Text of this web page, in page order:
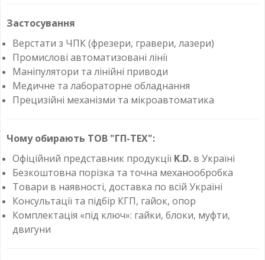
Застосування
Верстати з ЧПК (фрезери, гравери, лазери)
Промислові автоматизовані лінії
Маніпулятори та лінійні приводи
Медичне та лабораторне обладнання
Прецизійні механізми та мікроавтоматика
Чому обирають ТОВ "ГП-ТЕХ":
Офіційний представник продукції K.D. в Україні
Безкоштовна порізка та точна механообробка
Товари в наявності, доставка по всій Україні
Консультації та підбір КГП, гайок, опор
Комплектація «під ключ»: гайки, блоки, муфти,
двигуни